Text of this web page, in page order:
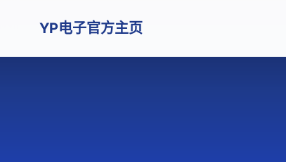
YP电子官方主页